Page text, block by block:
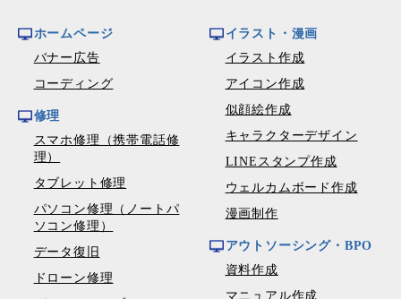
ホームページ
バナー広告
コーディング
修理
スマホ修理（携帯電話修
理）
タブレット修理
パソコン修理（ノートパ
ソコン修理）
データ復旧
ドローン修理
イラスト・漫画
イラスト作成
アイコン作成
似顔絵作成
キャラクターデザイン
LINEスタンプ作成
ウェルカムボード作成
漫画制作
アウトソーシング・BPO
資料作成
マニュアル作成